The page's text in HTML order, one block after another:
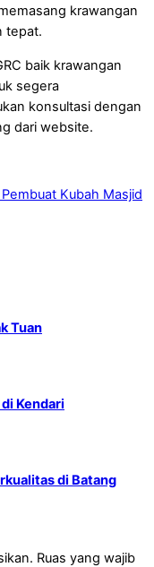
krawangan
tepat.
baik krawangan
segera
konsultasi dengan
dari website.
Pembuat Kubah Masjid
Tuan
Kendari
di Batang
Ruas yang wajib